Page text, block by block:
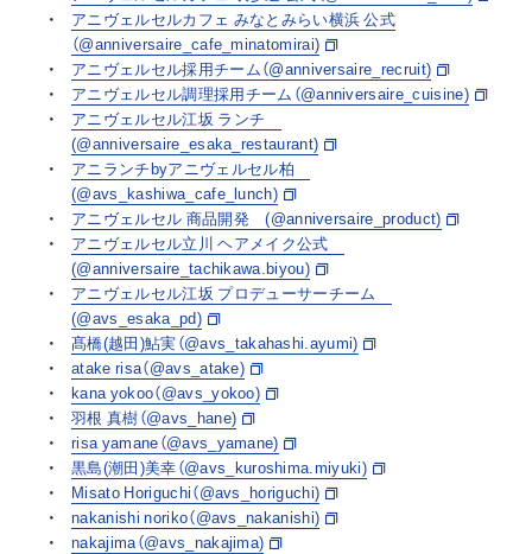
アニヴェルセルカフェ みなとみらい横浜 公式
（@anniversaire_cafe_minatomirai)
アニヴェルセル採用チーム（@anniversaire_recruit)
アニヴェルセル調理採用チーム（@anniversaire_cuisine)
アニヴェルセル江坂 ランチ
(@anniversaire_esaka_restaurant)
アニランチbyアニヴェルセル柏
(@avs_kashiwa_cafe_lunch)
アニヴェルセル 商品開発 (@anniversaire_product)
アニヴェルセル立川 ヘアメイク公式
(@anniversaire_tachikawa.biyou)
アニヴェルセル江坂 プロデューサーチーム
(@avs_esaka_pd)
髙橋(越田)鮎実（@avs_takahashi.ayumi)
atake risa（@avs_atake)
kana yokoo（@avs_yokoo)
羽根 真樹（@avs_hane)
risa yamane（@avs_yamane)
黒島(潮田)美幸（@avs_kuroshima.miyuki)
Misato Horiguchi（@avs_horiguchi)
nakanishi noriko（@avs_nakanishi)
nakajima（@avs_nakajima)